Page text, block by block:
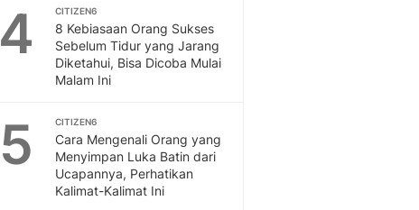
4 CITIZEN6
8 Kebiasaan Orang Sukses
Sebelum Tidur yang Jarang
Diketahui, Bisa Dicoba Mulai
Malam Ini
5 CITIZEN6
Cara Mengenali Orang yang
Menyimpan Luka Batin dari
Ucapannya, Perhatikan
Kalimat-Kalimat Ini